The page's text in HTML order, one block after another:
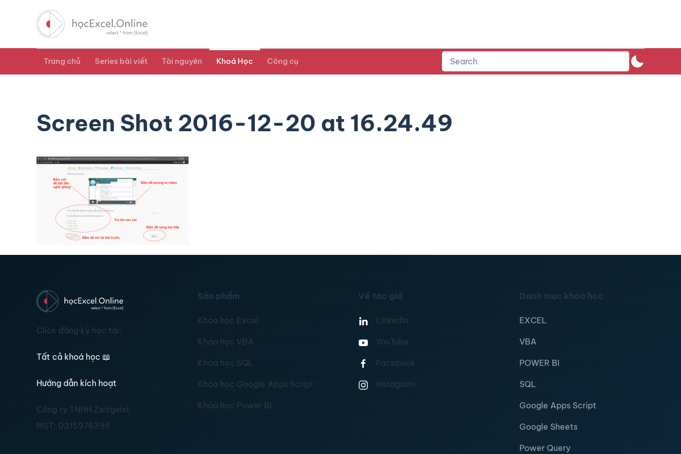
Trang chủ Series bài viết Tài nguyên Khoá Học Công cụ
Screen Shot 2016-12-20 at 16.24.49
Click đăng ký học tại:
Tất cả khoá học 📖
Hướng dẫn kích hoạt
Công ty TNHH Zeitgeist
MST: 0315976395
Sản phẩm
Khóa học Excel
Khóa học VBA
Khóa học SQL
Khóa học Google Apps Script
Khóa học Power BI
Về tác giả
Linkedin
YouTube
Facebook
Instagram
Danh mục khóa học
EXCEL
VBA
POWER BI
SQL
Google Apps Script
Google Sheets
Power Query